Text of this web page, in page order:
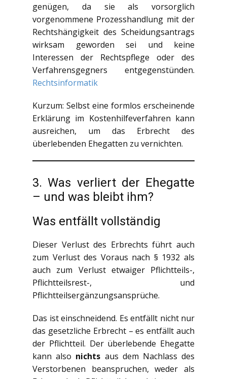
genügen, da sie als vorsorglich
vorgenommene Prozesshandlung mit der
Rechtshängigkeit des Scheidungsantrags
wirksam geworden sei und keine
Interessen der Rechtspflege oder des
Verfahrensgegners entgegenstünden.
Rechtsinformatik
Kurzum: Selbst eine formlos erscheinende
Erklärung im Kostenhilfeverfahren kann
ausreichen, um das Erbrecht des
überlebenden Ehegatten zu vernichten.
3. Was verliert der Ehegatte
– und was bleibt ihm?
Was entfällt vollständig
Dieser Verlust des Erbrechts führt auch
zum Verlust des Voraus nach § 1932 als
auch zum Verlust etwaiger Pflichtteils-,
Pflichtteilsrest-, und
Pflichtteilsergänzungsansprüche.
Das ist einschneidend. Es entfällt nicht nur
das gesetzliche Erbrecht – es entfällt auch
der Pflichtteil. Der überlebende Ehegatte
kann also nichts aus dem Nachlass des
Verstorbenen beanspruchen, weder als